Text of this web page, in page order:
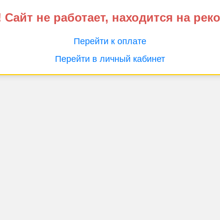
не работает, находится на
Перейти к оплате
Перейти в личный кабинет